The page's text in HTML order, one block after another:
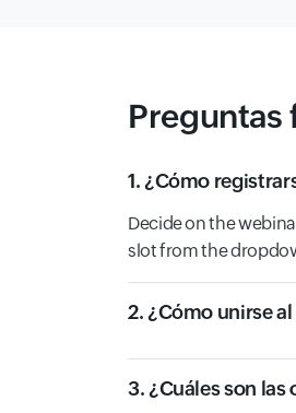
Preguntas
1. ¿Cómo
Decide on the
slot from the
2. ¿Cómo unirse
3. ¿Cuáles son las